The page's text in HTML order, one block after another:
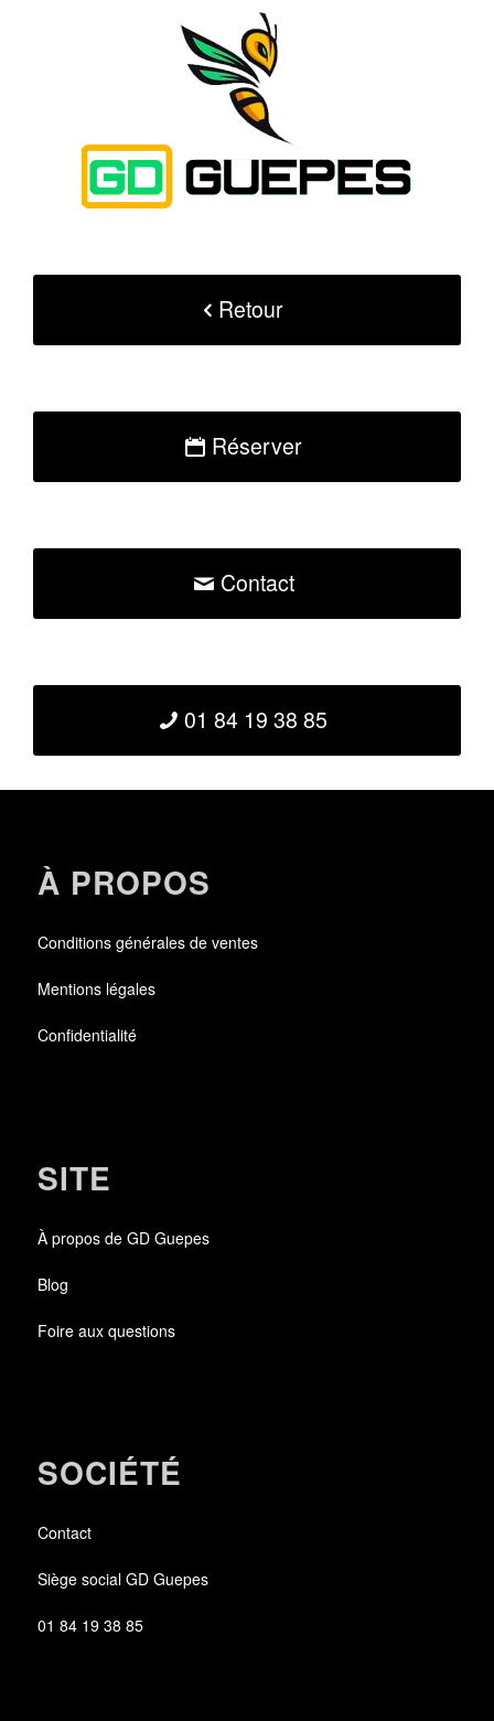
Retour
Réserver
Contact
01 84 19 38 85
À PROPOS
Conditions générales de ventes
Mentions légales
Confidentialité
SITE
À propos de GD Guepes
Blog
Foire aux questions
SOCIÉTÉ
Contact
Siège social GD Guepes
01 84 19 38 85